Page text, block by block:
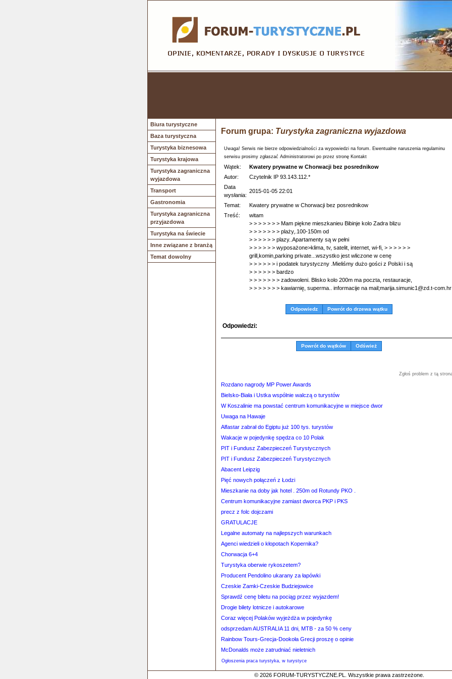
Biura turystyczne
Baza turystyczna
Turystyka biznesowa
Turystyka krajowa
Turystyka zagraniczna
wyjazdowa
Transport
Gastronomia
Turystyka zagraniczna
przyjazdowa
Turystyka na świecie
Inne związane z branżą
Temat dowolny
Forum grupa: Turystyka zagraniczna wyjazdowa
Uwaga! Serwis nie bierze odpowiedzialności za wypowiedzi na forum. Ewentualne naruszenia regulaminu
serwisu prosimy zgłaszać Administratorowi po przez stronę Kontakt
Wątek:
Kwatery prywatne w Chorwacji bez posrednikow
Autor:
Czytelnik IP 93.143.112.*
Data
wysłania:
2015-01-05 22:01
Temat:
Kwatery prywatne w Chorwacji bez posrednikow
Treść:
witam
> > > > > > > Mam piękne mieszkanieu Bibinje kolo Zadra blizu
> > > > > > > plaży,.100-150m od
> > > > > > plazy..Apartamenty są w pełni
> > > > > > wyposażone>klima, tv, satelit, internet, wi-fi, > > > > > >
grill,komin,parking private...wszystko jest wliczone w cenę
> > > > > > i podatek turystyczny .Mieliśmy dużo gości z Polski i są
> > > > > > bardzo
> > > > > > > zadowoleni. Blisko kolo 200m ma poczta, restauracje,
> > > > > > > kawiarnię, superma.. informacije na mail;marija.simunic1@zd.t-com.hr
Odpowiedz Powrót do drzewa wątku
Odpowiedzi:
Powrót do wątków Odśwież
Zgłoś problem z tą
Rozdano nagrody MP Power Awards
Bielsko-Biała i Ustka wspólnie walczą o turystów
W Koszalinie ma powstać centrum komunikacyjne w miejsce dwor
Uwaga na Hawaje
Alfastar zabrał do Egiptu już 100 tys. turystów
Wakacje w pojedynkę spędza co 10 Polak
PIT i Fundusz Zabezpieczeń Turystycznych
PIT i Fundusz Zabezpieczeń Turystycznych
Abacent Leipzig
Pięć nowych połączeń z Łodzi
Mieszkanie na doby jak hotel . 250m od Rotundy PKO .
Centrum komunikacyjne zamiast dworca PKP i PKS
precz z folc dojczami
GRATULACJE
Legalne automaty na najlepszych warunkach
Agenci wiedzieli o kłopotach Kopernika?
Chorwacja 6+4
Turystyka oberwie rykoszetem?
Producent Pendolino ukarany za łapówki
Czeskie Zamki-Czeskie Budziejowice
Sprawdź cenę biletu na pociąg przez wyjazdem!
Drogie bilety lotnicze i autokarowe
Coraz więcej Polaków wyjeżdża w pojedynkę
odsprzedam AUSTRALIA 11 dni, MTB - za 50 % ceny
Rainbow Tours-Grecja-Dookoła Grecji proszę o opinie
McDonalds może zatrudniać nieletnich
Ogłoszenia praca turystyka, w turystyce
© 2026 FORUM-TURYSTYCZNE.PL. Wszystkie prawa zastrzeżone.